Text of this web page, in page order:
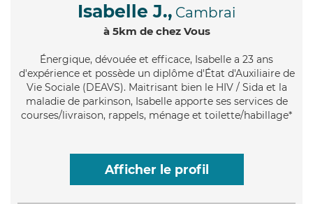
Isabelle J., Cambrai
à 5km de chez Vous
Énergique, dévouée et efficace, Isabelle a 23 ans
d'expérience et possède un diplôme d'État d'Auxiliaire de
Vie Sociale (DEAVS). Maitrisant bien le HIV / Sida et la
maladie de parkinson, Isabelle apporte ses services de
courses/livraison, rappels, ménage et toilette/habillage*
Afficher le profil